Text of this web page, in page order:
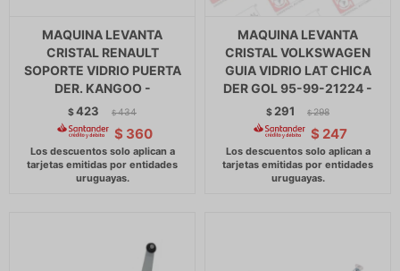
MAQUINA LEVANTA
CRISTAL RENAULT
SOPORTE VIDRIO PUERTA
DER. KANGOO -
$423 $ 434
$ 360
MAQUINA LEVANTA
CRISTAL VOLKSWAGEN
GUIA VIDRIO LAT CHICA
DER GOL 95-99-21224 -
$ 291 $ 298
$ 247